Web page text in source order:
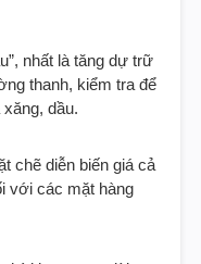
nhất là tăng dự trữ
thanh, kiểm tra để
dầu.
chẽ diễn biến giá cả
với các mặt hàng